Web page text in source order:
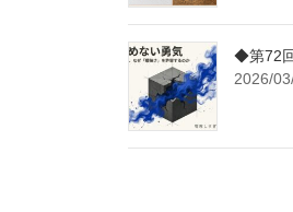
◆第72
2026/